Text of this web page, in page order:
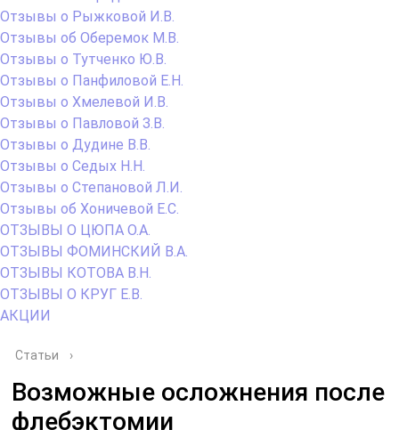
Отзывы о Рыжковой И.В.
Отзывы об Оберемок М.В.
Отзывы о Тутченко Ю.В.
Отзывы о Панфиловой Е.Н.
Отзывы о Хмелевой И.В.
Отзывы о Павловой З.В.
Отзывы о Дудине В.В.
Отзывы о Седых Н.Н.
Отзывы о Степановой Л.И.
Отзывы об Хоничевой Е.С.
ОТЗЫВЫ О ЦЮПА О.А.
ОТЗЫВЫ ФОМИНСКИЙ В.А.
ОТЗЫВЫ КОТОВА В.Н.
ОТЗЫВЫ О КРУГ Е.В.
АКЦИИ
Статьи ›
Возможные осложнения после
флебэктомии